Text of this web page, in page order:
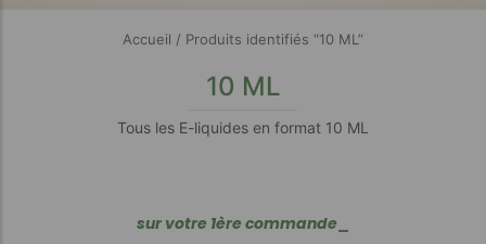
Accueil / Produits identifiés “10 ML”
10 ML
Tous les E-liquides en format 10 ML
sur votre 1ère commande